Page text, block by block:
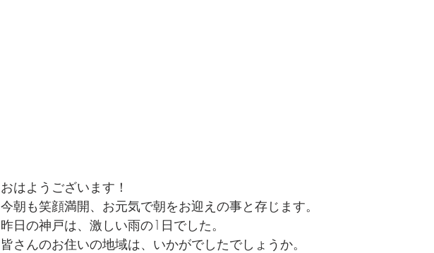
おはようございます！
今朝も笑顔満開、お元気で朝をお迎えの事と存じます。
昨日の神戸は、激しい雨の1日でした。
皆さんのお住いの地域は、いかがでしたでしょうか。